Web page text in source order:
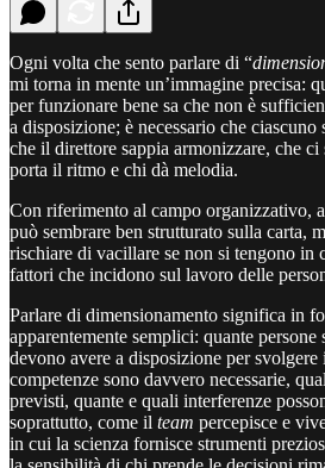
Ogni volta che sento parlare di “
mi torna in mente un’immagine precisa:
per funzionare bene sa che non è
a disposizione; è necessario che
che il direttore sappia armonizzare, che
porta il ritmo e chi dà melodia.
Con riferimento al campo organizzativo,
può sembrare ben strutturato sulla carta,
rischiare di vacillare se non si tengono in
fattori che incidono sul lavoro delle
Parlare di dimensionamento significa in
apparentemente semplici: quante
devono avere a disposizione per
competenze sono davvero necessarie,
previsti, quante e quali interferenze
soprattutto, come il team percepisce e
in cui la scienza fornisce strumenti